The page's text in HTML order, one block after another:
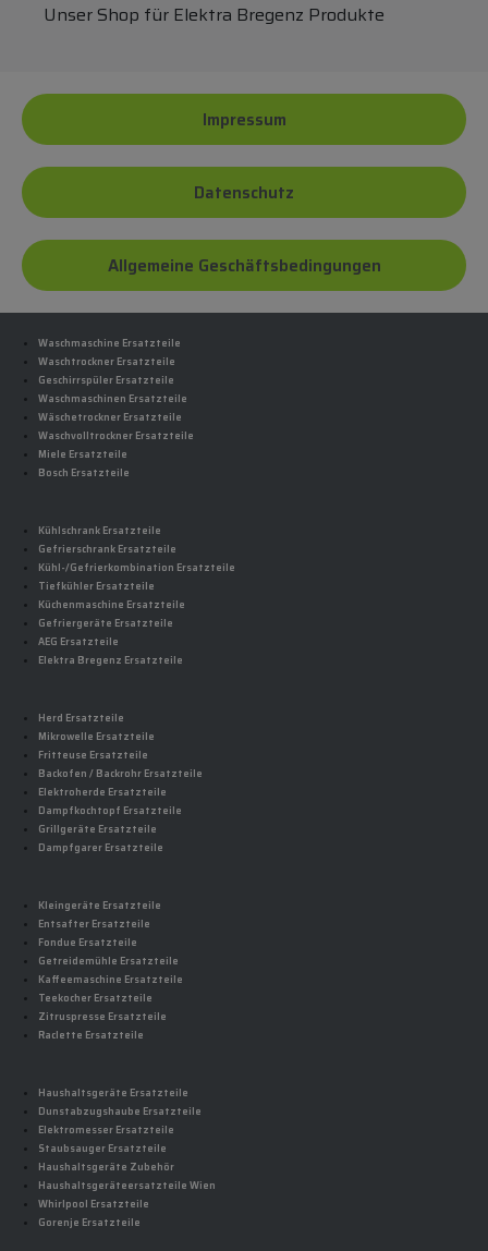
Unser Shop für Elektra Bregenz Produkte
Impressum
Datenschutz
Allgemeine Geschäftsbedingungen
Waschmaschine Ersatzteile
Waschtrockner Ersatzteile
Geschirrspüler Ersatzteile
Waschmaschinen Ersatzteile
Wäschetrockner Ersatzteile
Waschvolltrockner Ersatzteile
Miele Ersatzteile
Bosch Ersatzteile
Kühlschrank Ersatzteile
Gefrierschrank Ersatzteile
Kühl-/Gefrierkombination Ersatzteile
Tiefkühler Ersatzteile
Küchenmaschine Ersatzteile
Gefriergeräte Ersatzteile
AEG Ersatzteile
Elektra Bregenz Ersatzteile
Herd Ersatzteile
Mikrowelle Ersatzteile
Fritteuse Ersatzteile
Backofen / Backrohr Ersatzteile
Elektroherde Ersatzteile
Dampfkochtopf Ersatzteile
Grillgeräte Ersatzteile
Dampfgarer Ersatzteile
Kleingeräte Ersatzteile
Entsafter Ersatzteile
Fondue Ersatzteile
Getreidemühle Ersatzteile
Kaffeemaschine Ersatzteile
Teekocher Ersatzteile
Zitruspresse Ersatzteile
Raclette Ersatzteile
Haushaltsgeräte Ersatzteile
Dunstabzugshaube Ersatzteile
Elektromesser Ersatzteile
Staubsauger Ersatzteile
Haushaltsgeräte Zubehör
Haushaltsgeräteersatzteile Wien
Whirlpool Ersatzteile
Gorenje Ersatzteile